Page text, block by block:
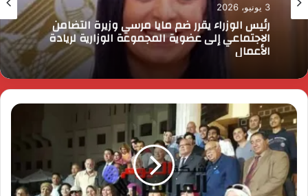
3 يونيو، 2026
رئيس الوزراء يقرر ضم مايا مرسي وزيرة التضامن
الاجتماعي إلى عضوية المجموعة الوزارية لريادة
الأعمال